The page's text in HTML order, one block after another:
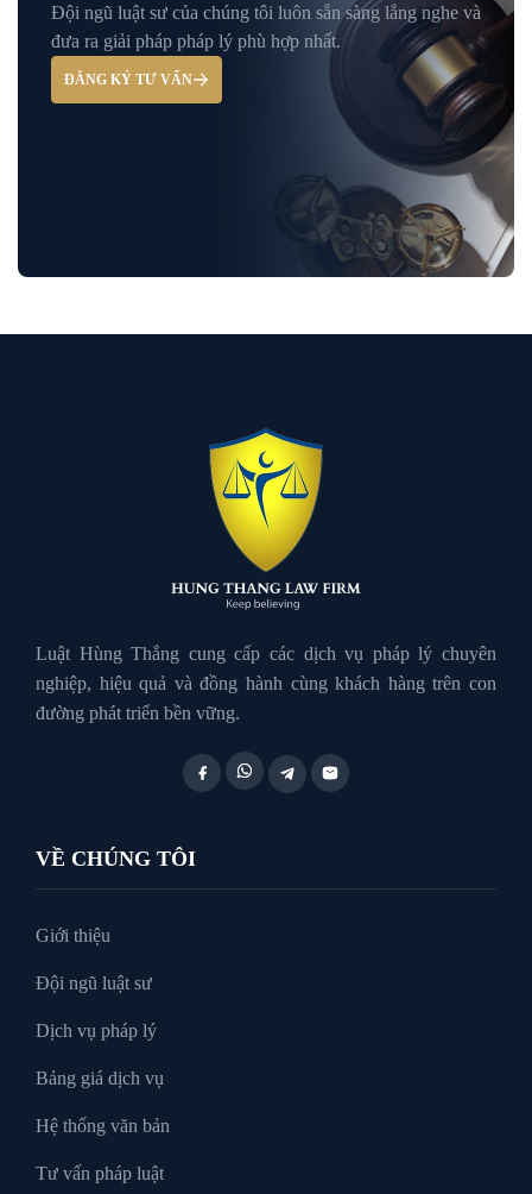
Giải Đáp – Tư Vấn Pháp Luật Hình Sự
Hỏi đáp và tư vấn pháp luật
Luật Bảo Hiểm Xã Hội
Luật Giao Thông
Luật Hành Chính
Luật Hôn Nhân Gia Đình
Xin tại ngoại
Đội ngũ luật sư của chúng tôi luôn sẵn sàng lắng nghe và
đưa ra giải pháp pháp lý phù hợp nhất.
ĐĂNG KÝ TƯ VẤN
Luật Hùng Thắng cung cấp các dịch vụ pháp lý chuyên
nghiệp, hiệu quả và đồng hành cùng khách hàng trên con
đường phát triển bền vững.
VỀ CHÚNG TÔI
Giới thiệu
Đội ngũ luật sư
Dịch vụ pháp lý
Bảng giá dịch vụ
Hệ thống văn bản
Tư vấn pháp luật